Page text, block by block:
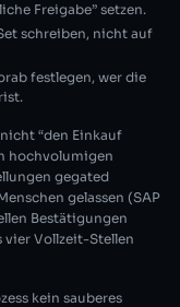
Freigabe” setzen.
schreiben, nicht auf
festlegen, wer die
“den Einkauf
hochvolumigen
gegated
gelassen (SAP
Bestätigungen
vier Vollzeit-Stellen
kein sauberes